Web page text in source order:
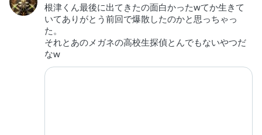
根津くん最後に出てきたの面白かったwてか生きて
いてありがとう前回で爆散したのかと思っちゃっ
た。
それとあのメガネの高校生探偵とんでもないやつだ
なw